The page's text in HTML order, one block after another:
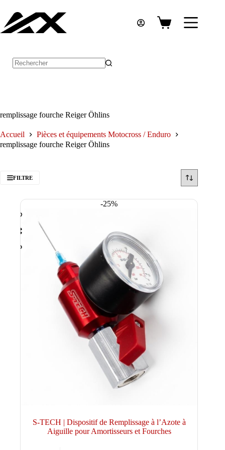
contenu
Panier
remplissage fourche Reiger Öhlins
Accueil
Pièces et équipements Motocross / Enduro
remplissage fourche Reiger Öhlins
FILTRE
-25%
S-TECH | Dispositif de Remplissage à l’Azote à
Aiguille pour Amortisseurs et Fourches